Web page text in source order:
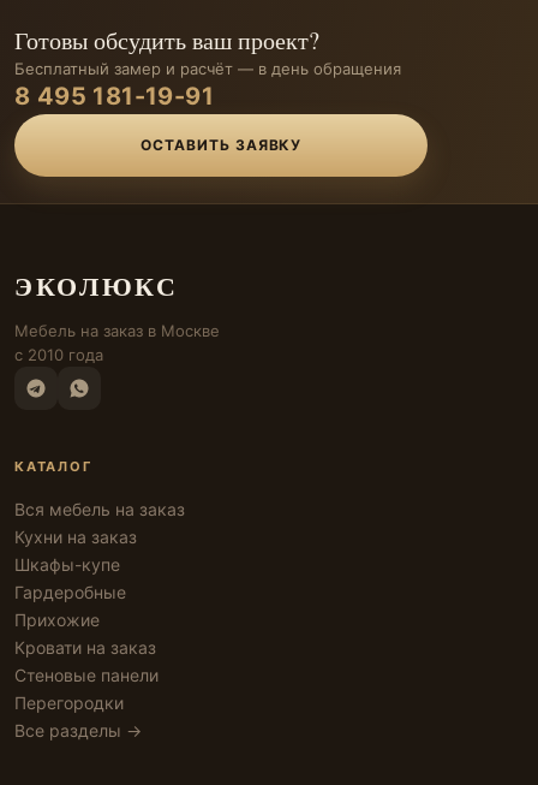
Готовы обсудить ваш проект?
Бесплатный замер и расчёт — в день обращения
8 495 181-19-91
ОСТАВИТЬ ЗАЯВКУ
ЭКОЛЮКС
Мебель на заказ в Москве
с 2010 года
КАТАЛОГ
Вся мебель на заказ
Кухни на заказ
Шкафы-купе
Гардеробные
Прихожие
Кровати на заказ
Стеновые панели
Перегородки
Все разделы →